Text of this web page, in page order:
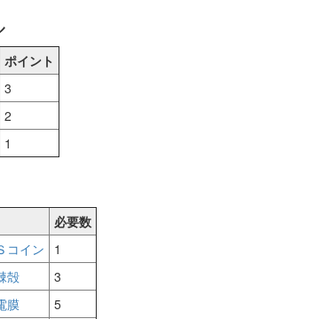
ポイント
3
2
1
必要数
コイン
1
殻
3
膜
5